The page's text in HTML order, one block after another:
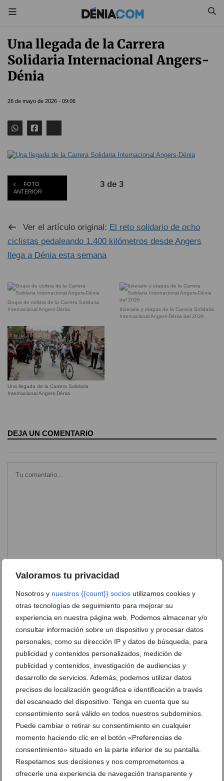
Valoramos tu privacidad
Nosotros y nuestros {{count}} socios utilizamos cookies y
otras tecnologías de seguimiento para mejorar su
experiencia en nuestra página web. Podemos almacenar y/o
consultar información sobre un dispositivo y procesar datos
personales, como su dirección IP y datos de búsqueda, para
publicidad y contenidos personalizados, medición de
publicidad y contenidos, investigación de audiencias y
desarrollo de servicios. Además, podemos utilizar datos
precisos de localización geográfica e identificación a través
del escaneado del dispositivo. Tenga en cuenta que su
consentimiento será válido en todos nuestros subdominios.
Puede cambiar o retirar su consentimiento en cualquier
momento haciendo clic en el botón «Preferencias de
consentimiento» situado en la parte inferior de su pantalla.
Respetamos sus decisiones y nos comprometemos a
ofrecerle una experiencia de navegación transparente y
Una llegada de la Carrera
Solidaria Internacional Angers-
Dénia
26 de mayo de 2026 - 09:06
FOTO
ANTERIOR
3 de 3
Ver el artículo original: El reto solidario de ocho
ciclistas pedaleando 1.400 kilómetros desde Angers
llega a Dénia esta semana
Grupo de ciclista de la Carrera Solidaria
Internacional Angers-Dénia
Itinerario y etapas de la Carrera Solidaria
Internacional Angers-Dénia del 2026
Una llegada de la Carrera Solidaria
Internacional Angers-Dénia
DEJA UN COMENTARIO
Ver sorteos